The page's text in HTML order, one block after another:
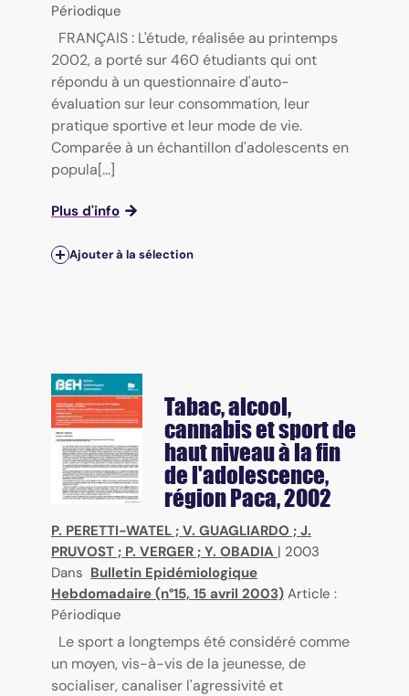
Périodique
FRANÇAIS : L'étude, réalisée au printemps
2002, a porté sur 460 étudiants qui ont
répondu à un questionnaire d'auto-
évaluation sur leur consommation, leur
pratique sportive et leur mode de vie.
Comparée à un échantillon d'adolescents en
popula[...]
Plus d'info
Ajouter à la sélection
Tabac, alcool,
cannabis et sport de
haut niveau à la fin
de l'adolescence,
région Paca, 2002
P. PERETTI-WATEL ; V. GUAGLIARDO ; J.
PRUVOST ; P. VERGER ; Y. OBADIA | 2003
Dans Bulletin Epidémiologique
Hebdomadaire (n°15, 15 avril 2003) Article :
Périodique
Le sport a longtemps été considéré comme
un moyen, vis-à-vis de la jeunesse, de
socialiser, canaliser l'agressivité et